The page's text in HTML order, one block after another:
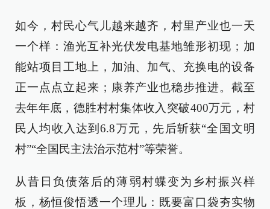
如今，村民心气儿越来越齐，村里产业也一天
一个样：渔光互补光伏发电基地雏形初现；加
能站项目工地上，加油、加气、充换电的设备
正一点点立起来；康养产业也稳步推进。截至
去年年底，德胜村村集体收入突破400万元，村
民人均收入达到6.8万元，先后斩获“全国文明
村”“全国民主法治示范村”等荣誉。
从昔日负债落后的薄弱村蝶变为乡村振兴样
板，杨恒俊悟透一个理儿：既要富口袋夯实物